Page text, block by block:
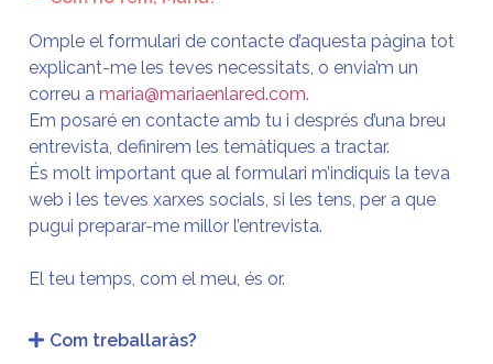
Omple el formulari de contacte d’aquesta pàgina tot
explicant-me les teves necessitats, o envia’m un
correu a maria@mariaenlared.com.
Em posaré en contacte amb tu i després d’una breu
entrevista, definirem les temàtiques a tractar.
És molt important que al formulari m’indiquis la teva
web i les teves xarxes socials, si les tens, per a que
pugui preparar-me millor l’entrevista.
El teu temps, com el meu, és or.
Com treballaràs?